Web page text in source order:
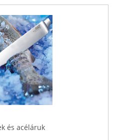
és acéláruk